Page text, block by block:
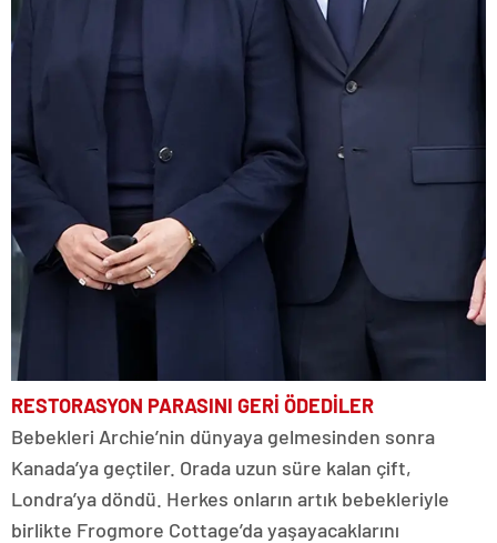
RESTORASYON PARASINI GERİ ÖDEDİLER
Bebekleri Archie’nin dünyaya gelmesinden sonra
Kanada’ya geçtiler. Orada uzun süre kalan çift,
Londra’ya döndü. Herkes onların artık bebekleriyle
birlikte Frogmore Cottage’da yaşayacaklarını